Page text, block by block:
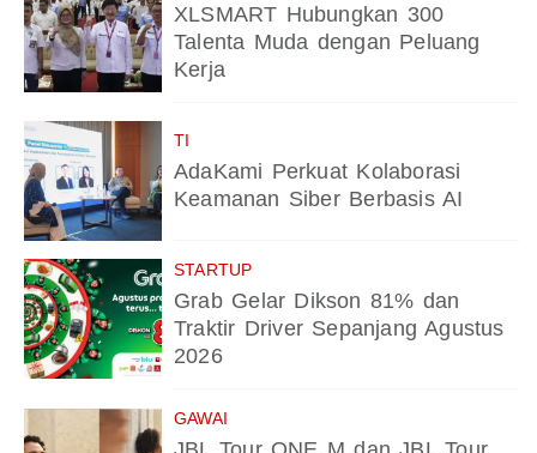
XLSMART Hubungkan 300
Talenta Muda dengan Peluang
Kerja
TI
AdaKami Perkuat Kolaborasi
Keamanan Siber Berbasis AI
STARTUP
Grab Gelar Dikson 81% dan
Traktir Driver Sepanjang Agustus
2026
GAWAI